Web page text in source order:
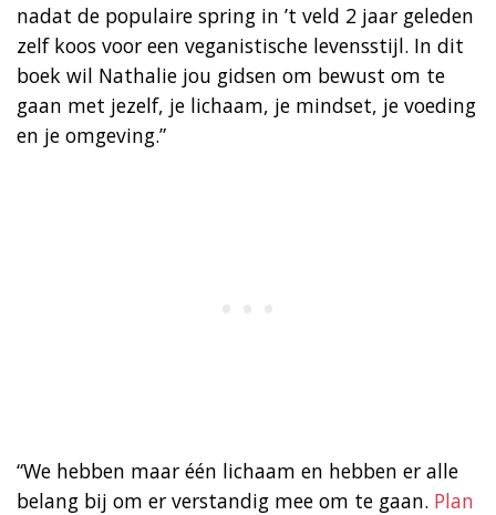
nadat de populaire spring in ’t veld 2 jaar geleden
zelf koos voor een veganistische levensstijl. In dit
boek wil Nathalie jou gidsen om bewust om te
gaan met jezelf, je lichaam, je mindset, je voeding
en je omgeving.”
“We hebben maar één lichaam en hebben er alle
belang bij om er verstandig mee om te gaan. Plan